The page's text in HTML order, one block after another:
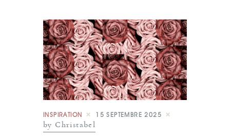
INSPIRATION 15 SEPTEMBRE 2025
by Christabel